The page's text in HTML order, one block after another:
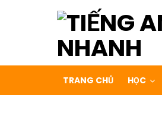
TRANG CHỦ HỌC